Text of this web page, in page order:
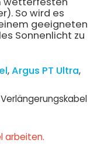
So wird es
geeigneten
Sonnenlicht zu
Argus PT Ultra
arbeiten.